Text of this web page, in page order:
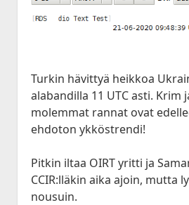
Turkin hävittyä heikkoa
alabandilla 11 UTC asti. Krim
molemmat rannat ovat
ehdoton ykköstrendi!
Pitkin iltaa OIRT yritti ja
CCIR:lläkin aika ajoin, mutta
nousuin.